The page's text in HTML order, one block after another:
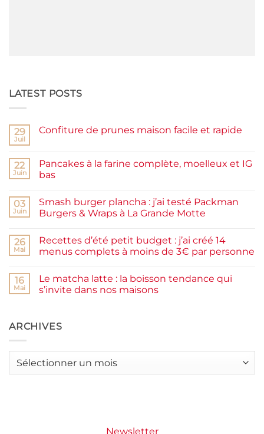
LATEST POSTS
29
Juil
Confiture de prunes maison facile et rapide
Confiture
de
prunes
et
rapide
22
Juin
Pancakes à la farine complète, moelleux et IG
bas
sur
Pancakes
à
complète,
et
03
Juin
Smash burger plancha : j’ai testé Packman
Burgers & Wraps à La Grande Motte
sur
burger
testé
Packman
Burgers &
Grande
Motte
26
Mai
Recettes d’été petit budget : j’ai créé 14
menus complets à moins de 3€ par personne
sur
Recettes
d’été
j’ai
créé
à
16
Mai
Le matcha latte : la boisson tendance qui
s’invite dans nos maisons
Le
matcha
boisson
ARCHIVES
Archives
Newsletter